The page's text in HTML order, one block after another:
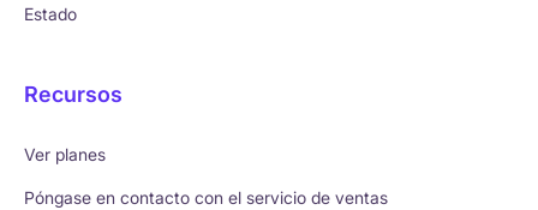
Estado
Recursos
Ver planes
Póngase en contacto con el servicio de ventas